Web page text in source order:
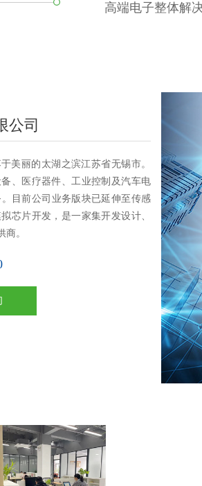
高端电子整体解
公司
美丽的太湖之滨江苏省无锡市。
、医疗器件、工业控制及汽车电
目前公司业务版块已延伸至传感
芯片开发，是一家集开发设计、
。